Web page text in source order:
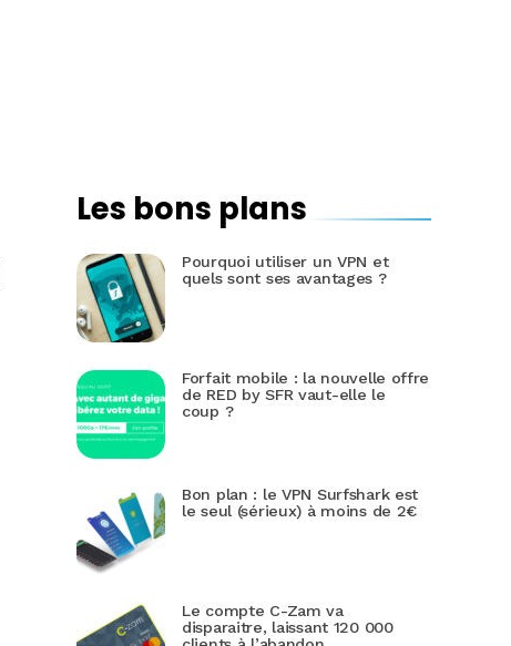
Les bons plans
Pourquoi utiliser un VPN et
quels sont ses avantages ?
Forfait mobile : la nouvelle offre
de RED by SFR vaut-elle le
coup ?
Bon plan : le VPN Surfshark est
le seul (sérieux) à moins de 2€
Le compte C-Zam va
disparaitre, laissant 120 000